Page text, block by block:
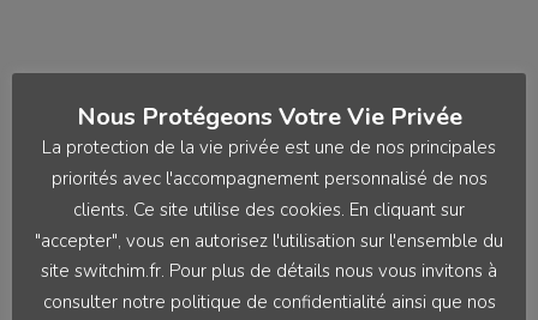
Nous Protégeons Votre Vie Privée
La protection de la vie privée est une de nos principales
priorités avec l'accompagnement personnalisé de nos
clients. Ce site utilise des cookies. En cliquant sur
"accepter", vous en autorisez l'utilisation sur l'ensemble du
site switchim.fr. Pour plus de détails nous vous invitons à
consulter notre politique de confidentialité ainsi que nos